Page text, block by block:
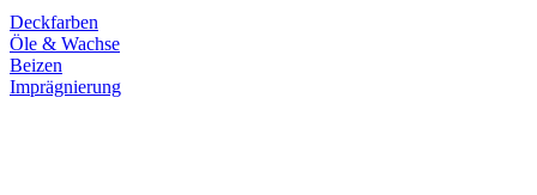
Deckfarben
Öle & Wachse
Beizen
Imprägnierung